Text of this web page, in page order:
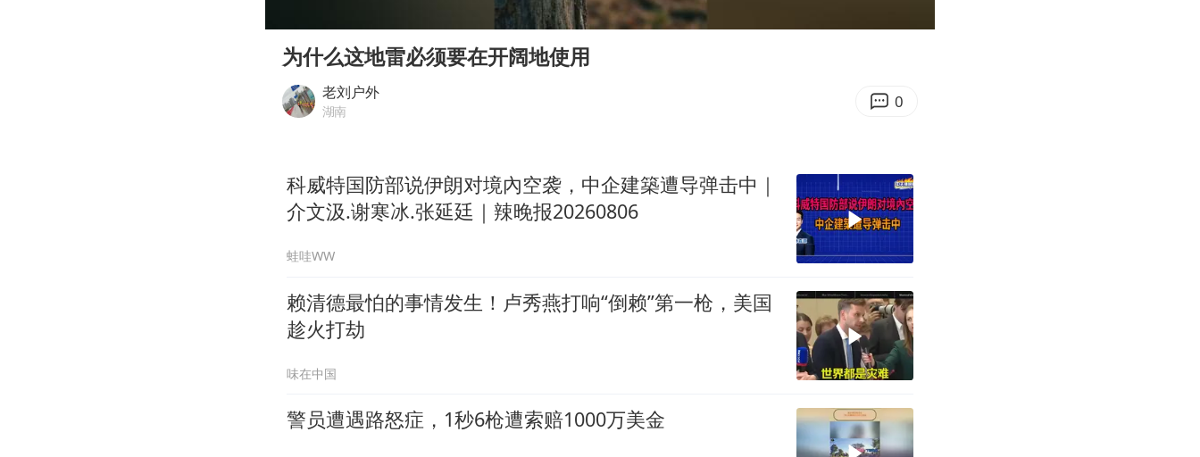
公司“上四休三”但要降薪1000元
改名后的“青海拉面”店
东方之约 相约未来
为什么这地雷必须要在开阔地使用
老刘户外
湖南 0
科威特国防部说伊朗对境內空袭，中企建築遭导弹击中｜
介文汲.谢寒冰.张延廷｜辣晚报20260806
蛙哇WW
赖清德最怕的事情发生！卢秀燕打响“倒赖”第一枪，美国
趁火打劫
味在中国
警员遭遇路怒症，1秒6枪遭索赔1000万美金